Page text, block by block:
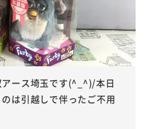
ース埼玉です(^_^)/本日
は引越しで伴ったご不用